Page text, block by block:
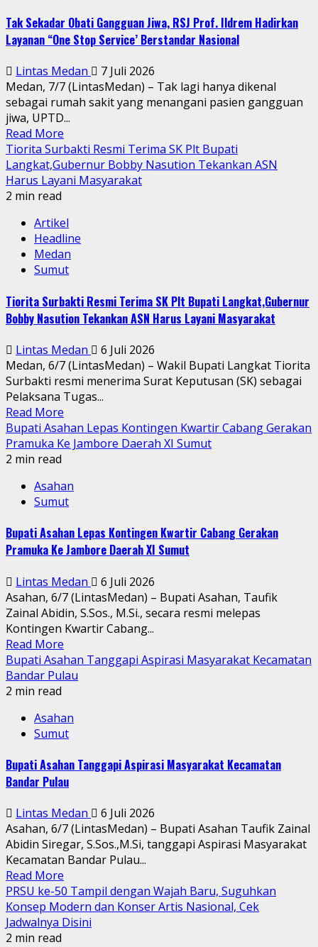
Tak Sekadar Obati Gangguan Jiwa, RSJ Prof. Ildrem Hadirkan
Layanan “One Stop Service’ Berstandar Nasional
Lintas Medan
7 Juli 2026
Medan, 7/7 (LintasMedan) – Tak lagi hanya dikenal
sebagai rumah sakit yang menangani pasien gangguan
jiwa, UPTD...
Read More
Tiorita Surbakti Resmi Terima SK Plt Bupati
Langkat,Gubernur Bobby Nasution Tekankan ASN
Harus Layani Masyarakat
2 min read
Artikel
Headline
Medan
Sumut
Tiorita Surbakti Resmi Terima SK Plt Bupati Langkat,Gubernur
Bobby Nasution Tekankan ASN Harus Layani Masyarakat
Lintas Medan
6 Juli 2026
Medan, 6/7 (LintasMedan) – Wakil Bupati Langkat Tiorita
Surbakti resmi menerima Surat Keputusan (SK) sebagai
Pelaksana Tugas...
Read More
Bupati Asahan Lepas Kontingen Kwartir Cabang Gerakan
Pramuka Ke Jambore Daerah XI Sumut
2 min read
Asahan
Sumut
Bupati Asahan Lepas Kontingen Kwartir Cabang Gerakan
Pramuka Ke Jambore Daerah XI Sumut
Lintas Medan
6 Juli 2026
Asahan, 6/7 (LintasMedan) – Bupati Asahan, Taufik
Zainal Abidin, S.Sos., M.Si., secara resmi melepas
Kontingen Kwartir Cabang...
Read More
Bupati Asahan Tanggapi Aspirasi Masyarakat Kecamatan
Bandar Pulau
2 min read
Asahan
Sumut
Bupati Asahan Tanggapi Aspirasi Masyarakat Kecamatan
Bandar Pulau
Lintas Medan
6 Juli 2026
Asahan, 6/7 (LintasMedan) – Bupati Asahan Taufik Zainal
Abidin Siregar, S.Sos.,M.Si, tanggapi Aspirasi Masyarakat
Kecamatan Bandar Pulau...
Read More
PRSU ke-50 Tampil dengan Wajah Baru, Suguhkan
Konsep Modern dan Konser Artis Nasional, Cek
Jadwalnya Disini
2 min read